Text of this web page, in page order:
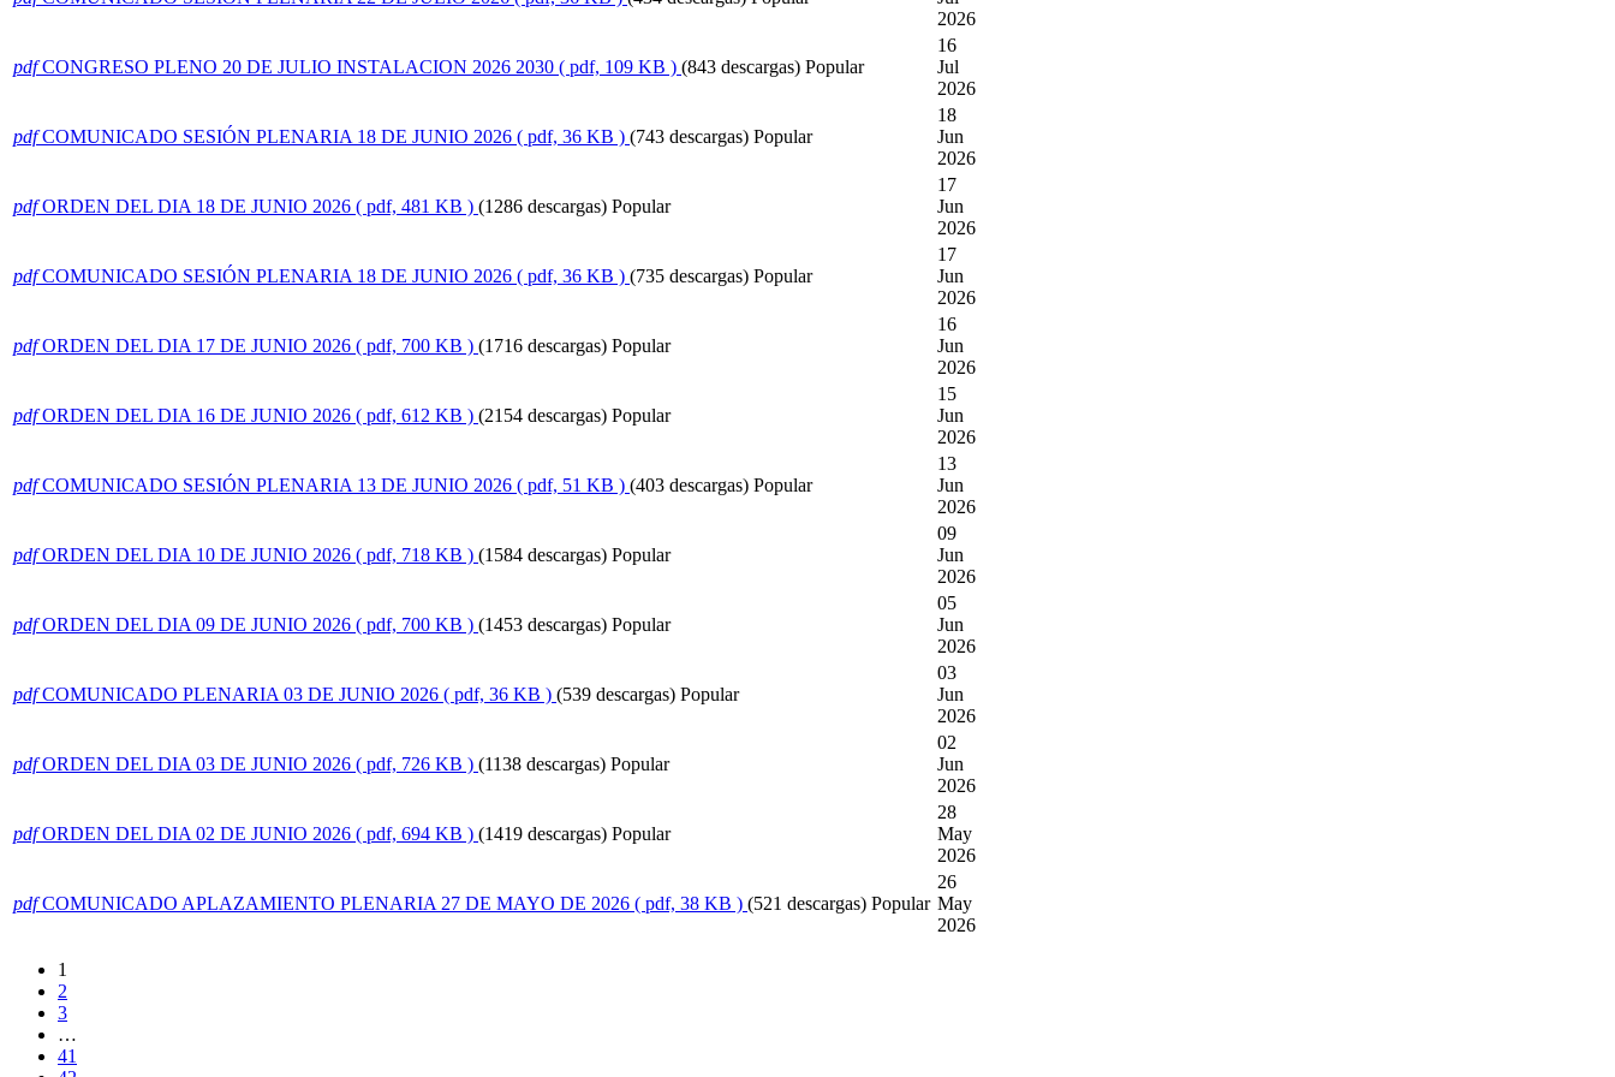
2026
pdf CONGRESO PLENO 20 DE JULIO INSTALACION 2026 2030 ( pdf, 109 KB ) (843 descargas) Popular
16
Jul
2026
pdf COMUNICADO SESIÓN PLENARIA 18 DE JUNIO 2026 ( pdf, 36 KB ) (743 descargas) Popular
18
Jun
2026
pdf ORDEN DEL DIA 18 DE JUNIO 2026 ( pdf, 481 KB ) (1286 descargas) Popular
17
Jun
2026
pdf COMUNICADO SESIÓN PLENARIA 18 DE JUNIO 2026 ( pdf, 36 KB ) (735 descargas) Popular
17
Jun
2026
pdf ORDEN DEL DIA 17 DE JUNIO 2026 ( pdf, 700 KB ) (1716 descargas) Popular
16
Jun
2026
pdf ORDEN DEL DIA 16 DE JUNIO 2026 ( pdf, 612 KB ) (2154 descargas) Popular
15
Jun
2026
pdf COMUNICADO SESIÓN PLENARIA 13 DE JUNIO 2026 ( pdf, 51 KB ) (403 descargas) Popular
13
Jun
2026
pdf ORDEN DEL DIA 10 DE JUNIO 2026 ( pdf, 718 KB ) (1584 descargas) Popular
09
Jun
2026
pdf ORDEN DEL DIA 09 DE JUNIO 2026 ( pdf, 700 KB ) (1453 descargas) Popular
05
Jun
2026
pdf COMUNICADO PLENARIA 03 DE JUNIO 2026 ( pdf, 36 KB ) (539 descargas) Popular
03
Jun
2026
pdf ORDEN DEL DIA 03 DE JUNIO 2026 ( pdf, 726 KB ) (1138 descargas) Popular
02
Jun
2026
pdf ORDEN DEL DIA 02 DE JUNIO 2026 ( pdf, 694 KB ) (1419 descargas) Popular
28
May
2026
pdf COMUNICADO APLAZAMIENTO PLENARIA 27 DE MAYO DE 2026 ( pdf, 38 KB ) (521 descargas) Popular
26
May
2026
1
2
3
…
41